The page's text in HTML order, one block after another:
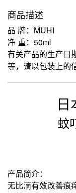
商品描述
品 牌：MUHI
净 重：50ml
有关产品的生产日
等，请以包装上的
蚊
产品简介：
无比滴有效改善痕